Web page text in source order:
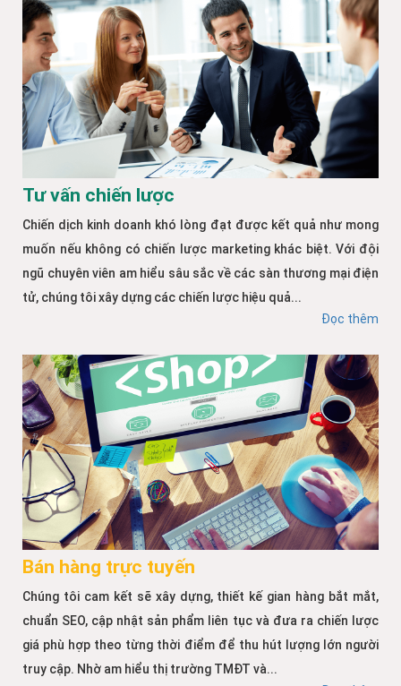
Tư vấn chiến lược
Chiến dịch kinh doanh khó lòng đạt được kết quả như mong
muốn nếu không có chiến lược marketing khác biệt. Với đội
ngũ chuyên viên am hiểu sâu sắc về các sàn thương mại điện
tử, chúng tôi xây dựng các chiến lược hiệu quả...
Đọc thêm
Bán hàng trực tuyến
Chúng tôi cam kết sẽ xây dựng, thiết kế gian hàng bắt mắt,
chuẩn SEO, cập nhật sản phẩm liên tục và đưa ra chiến lược
giá phù hợp theo từng thời điểm để thu hút lượng lớn người
truy cập. Nhờ am hiểu thị trường TMĐT và...